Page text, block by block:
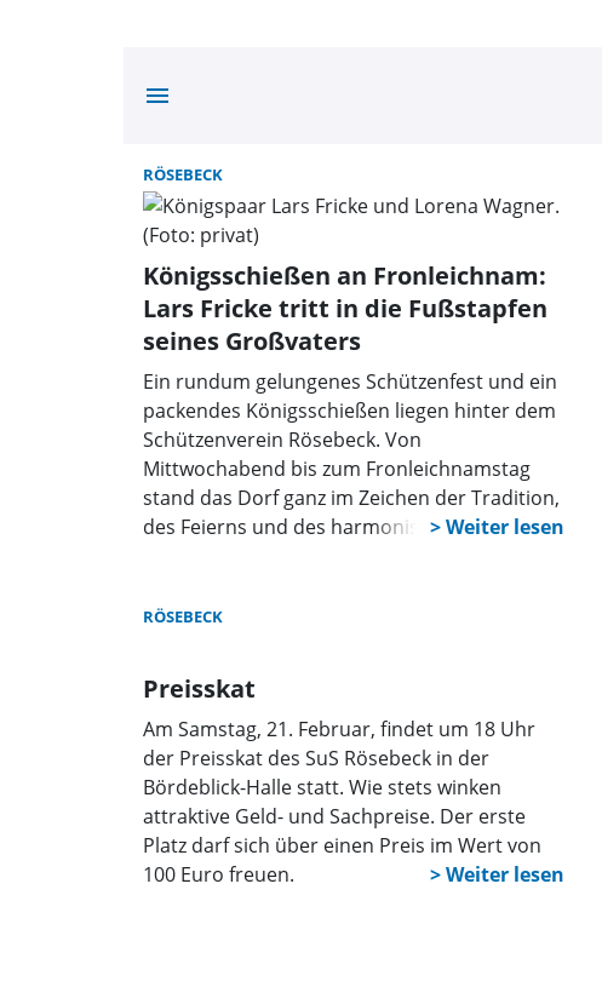
menu
RÖSEBECK
Königsschießen an Fronleichnam:
Lars Fricke tritt in die Fußstapfen
seines Großvaters
Ein rundum gelungenes Schützenfest und ein
packendes Königsschießen liegen hinter dem
Schützenverein Rösebeck. Von
Mittwochabend bis zum Fronleichnamstag
stand das Dorf ganz im Zeichen der Tradition,
des Feierns und des harmonischen
neuen Regenten sowie die feierlichen
RÖSEBECK
Preisskat
Am Samstag, 21. Februar, findet um 18 Uhr
der Preisskat des SuS Rösebeck in der
Bördeblick-Halle statt. Wie stets winken
attraktive Geld- und Sachpreise. Der erste
Platz darf sich über einen Preis im Wert von
100 Euro freuen.